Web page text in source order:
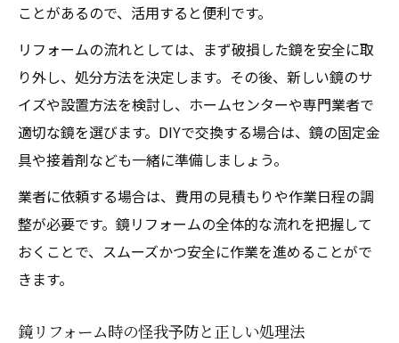
ことがあるので、活用すると便利です。
リフォームの流れとしては、まず破損した鏡を安全に取
り外し、処分方法を決定します。その後、新しい鏡のサ
イズや設置方法を検討し、ホームセンターや専門業者で
適切な鏡を選びます。DIYで交換する場合は、鏡の固定金
具や接着剤なども一緒に準備しましょう。
業者に依頼する場合は、費用の見積もりや作業日程の調
整が必要です。鏡リフォームの全体的な流れを把握して
おくことで、スムーズかつ安全に作業を進めることがで
きます。
鏡リフォーム時の怪我予防と正しい処理法